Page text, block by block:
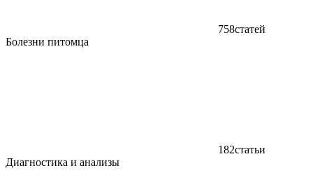
758статей
Болезни питомца
182статьи
Диагностика и анализы